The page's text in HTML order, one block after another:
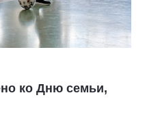
ко Дню семьи,